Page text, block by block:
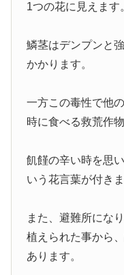
1つの花に見えます
鱗茎はデンプンと
かかります。
一方この毒性で他
時に食べる救荒作
飢饉の辛い時を思
いう花言葉が付きま
また、避難所にな
植えられた事から
あります。